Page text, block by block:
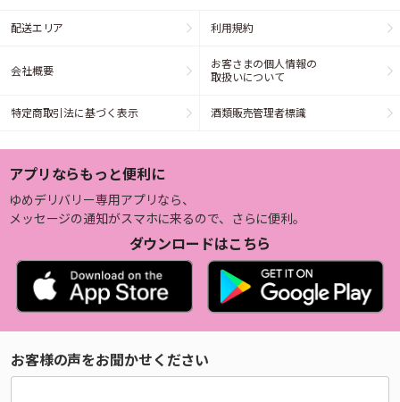
配送エリア 利用規約
会社概要
お客さまの個人情報の
取扱いについて
特定商取引法に基づく表示 酒類販売管理者標識
アプリならもっと便利に
ゆめデリバリー専用アプリなら、
メッセージの通知がスマホに来るので、さらに便利。
ダウンロードはこちら
お客様の声をお聞かせください